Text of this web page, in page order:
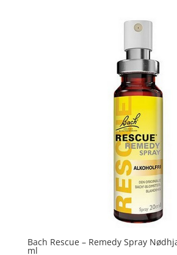
Bach Rescue – Remedy Spray
ml